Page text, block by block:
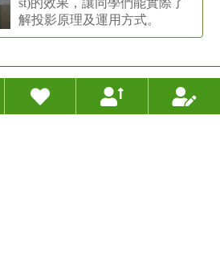
解投影原理及運用方式。